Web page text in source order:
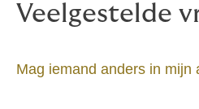
Veelgestelde
Mag iemand anders in mijn